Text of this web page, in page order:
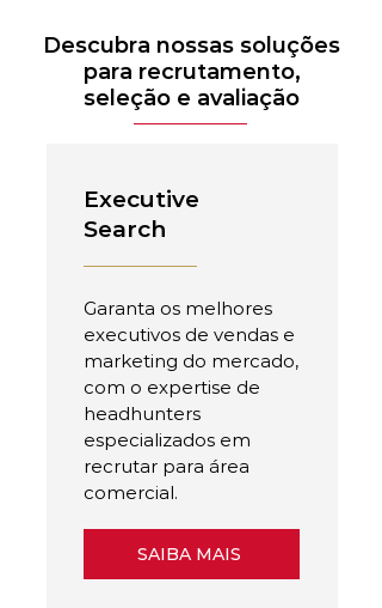
Descubra nossas soluções
para recrutamento,
seleção e avaliação
Executive
Search
Garanta os melhores
executivos de vendas e
marketing do mercado,
com o expertise de
headhunters
especializados em
recrutar para área
comercial.
SAIBA MAIS